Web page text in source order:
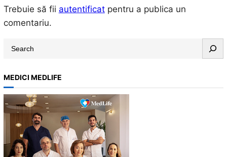
Trebuie să fii autentificatpentru a publica un
comentariu.
r
c
h
MEDICI MEDLIFE